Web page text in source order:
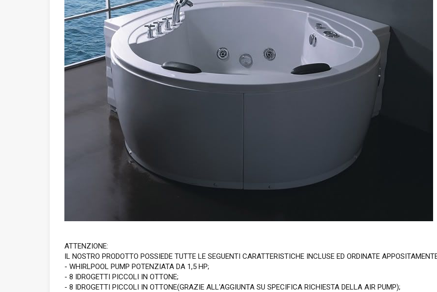
ATTENZIONE:
IL NOSTRO PRODOTTO POSSIEDE TUTTE LE SEGUENTI CARATTERISTICHE INCLUSE ED ORDINATE
- WHIRLPOOL PUMP POTENZIATA DA 1,5 HP;
- 8 IDROGETTI PICCOLI IN OTTONE;
- 8 IDROGETTI PICCOLI IN OTTONE(GRAZIE ALL'AGGIUNTA SU SPECIFICA RICHIESTA DELLA AIR PUMP);